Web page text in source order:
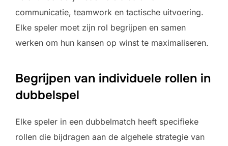
communicatie, teamwork en tactische uitvoering.
Elke speler moet zijn rol begrijpen en samen
werken om hun kansen op winst te maximaliseren.
Begrijpen van individuele rollen in
dubbelspel
Elke speler in een dubbelmatch heeft specifieke
rollen die bijdragen aan de algehele strategie van